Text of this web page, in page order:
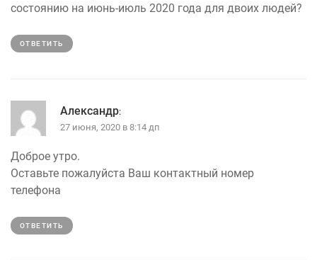
состоянию на июнь-июль 2020 года для двоих людей?
ОТВЕТИТЬ
Александр:
27 июня, 2020 в 8:14 дп
Доброе утро.
Оставьте пожалуйста Ваш контактный номер
телефона
ОТВЕТИТЬ